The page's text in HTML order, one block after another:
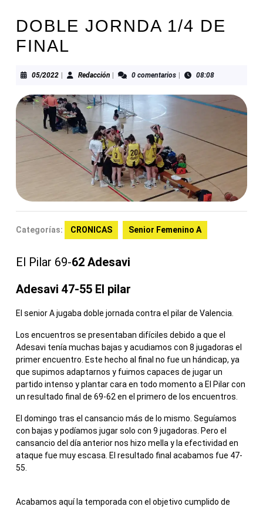
DOBLE JORNDA 1/4 DE
FINAL
05/202205/2022RedacciónRedacción0 comentarios 08:08
Categorías: CRONICAS Senior Femenino A
El Pilar 69-62 Adesavi
Adesavi 47-55 El pilar
El senior A jugaba doble jornada contra el pilar de Valencia.
Los encuentros se presentaban difíciles debido a que el
Adesavi tenía muchas bajas y acudiamos con 8 jugadoras el
primer encuentro. Este hecho al final no fue un hándicap, ya
que supimos adaptarnos y fuimos capaces de jugar un
partido intenso y plantar cara en todo momento a El Pilar con
un resultado final de 69-62 en el primero de los encuentros.
El domingo tras el cansancio más de lo mismo. Seguíamos
con bajas y podíamos jugar solo con 9 jugadoras. Pero el
cansancio del día anterior nos hizo mella y la efectividad en
ataque fue muy escasa. El resultado final acabamos fue 47-
55.
Acabamos aquí la temporada con el objetivo cumplido de